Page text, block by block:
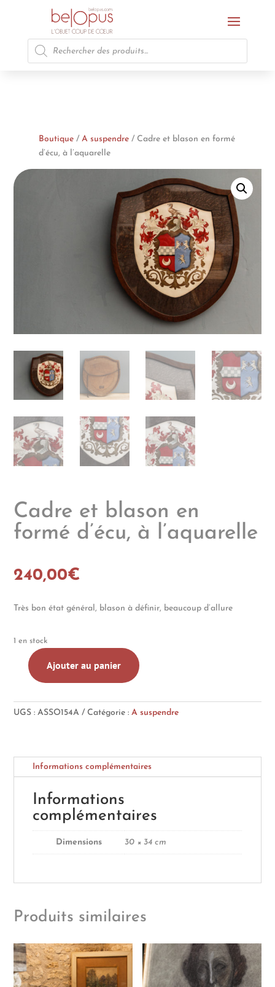
Recherche
de
produits
Boutique/ A suspendre/ Cadre et blason en formé
d’écu, à l’aquarelle
Cadre et blason en
formé d’écu, à l’aquarelle
240,00€
Très bon état général, blason à définir, beaucoup d’allure
1 en stock
quantité
Cadre
et
formé
d'écu,
l'aquarelle
Ajouter au panier
UGS :ASSO154A Catégorie :A suspendre
Informations complémentaires
Informations
complémentaires
Dimensions 30 × 34 cm
Produits similaires